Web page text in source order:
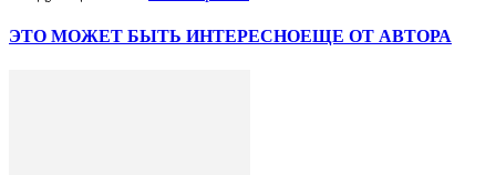
ЭТО МОЖЕТ БЫТЬ ИНТЕРЕСНОЕЩЕ ОТ АВТОРА